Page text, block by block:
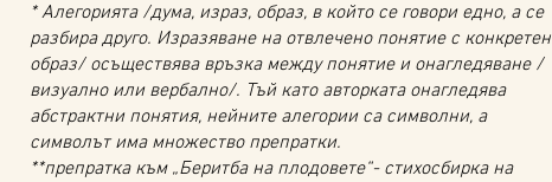
* Алегорията /дума, израз, образ, в който се говори едно, а се
разбира друго. Изразяване на отвлечено понятие с конкретен
образ/ осъществява връзка между понятие и онагледяване /
визуално или вербално/. Тъй като авторката онагледява
абстрактни понятия, нейните алегории са символни, а
символът има множество препратки.
**препратка към „Беритба на плодовете“- стихосбирка на